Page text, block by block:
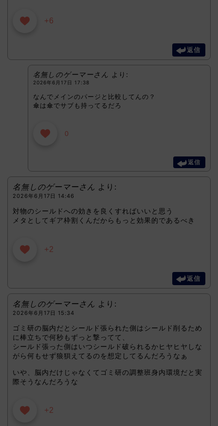
+6
返信
名無しのゲーマーさん より:
2026年6月17日 17:38
なんでメインのパージと比較してんの？
傘は傘でサブも持ってるだろ
0
返信
名無しのゲーマーさん より:
2026年6月17日 14:46
対物のシールドへの効きを良くすればいいと思う
メタとしてギア枠割くんだからもっと効果的であるべき
+2
返信
名無しのゲーマーさん より:
2026年6月17日 15:34
ゴミ研の脳内だとシールド張られた側はシールド削るため
に棒立ちで何秒もずっと撃ってて、
シールド張った側はいつシールド破られるかヒヤヒヤしな
がら何もせず狼狽えてるのを想定してるんだろうなぁ
いや、脳内だけじゃなくてゴミ研の調整班身内環境だと実
際そうなんだろうな
+2